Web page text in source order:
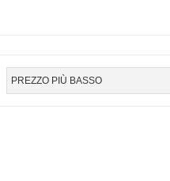
PREZZO PIÙ BASSO